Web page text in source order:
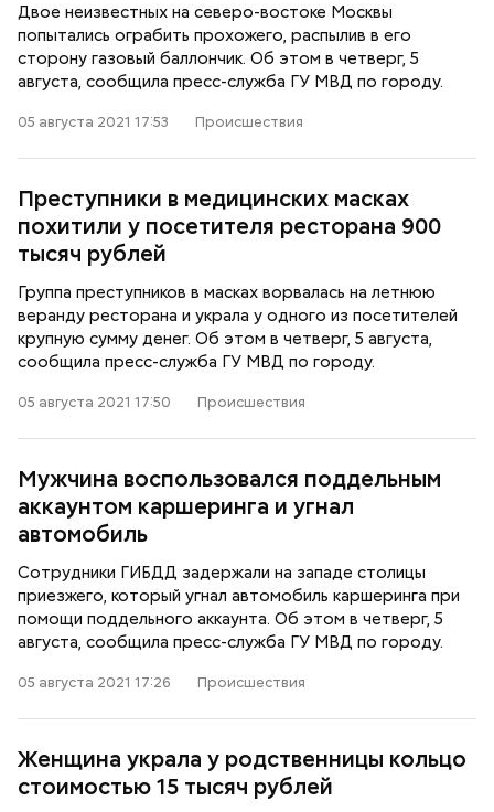
Двое неизвестных на северо-востоке Москвы
попытались ограбить прохожего, распылив в его
сторону газовый баллончик. Об этом в четверг, 5
августа, сообщила пресс-служба ГУ МВД по городу.
05 августа 2021 17:53 Происшествия
Преступники в медицинских масках
похитили у посетителя ресторана 900
тысяч рублей
Группа преступников в масках ворвалась на летнюю
веранду ресторана и украла у одного из посетителей
крупную сумму денег. Об этом в четверг, 5 августа,
сообщила пресс-служба ГУ МВД по городу.
05 августа 2021 17:50 Происшествия
Мужчина воспользовался поддельным
аккаунтом каршеринга и угнал
автомобиль
Сотрудники ГИБДД задержали на западе столицы
приезжего, который угнал автомобиль каршеринга при
помощи поддельного аккаунта. Об этом в четверг, 5
августа, сообщила пресс-служба ГУ МВД по городу.
05 августа 2021 17:26 Происшествия
Женщина украла у родственницы кольцо
стоимостью 15 тысяч рублей